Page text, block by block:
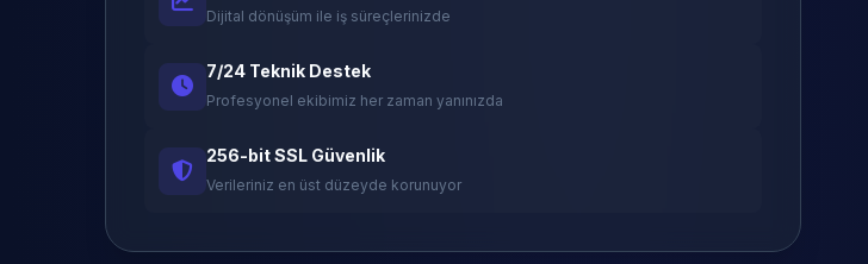
Dijital dönüşüm ile iş süreçlerinizde
7/24 Teknik Destek
Profesyonel ekibimiz her zaman yanınızda
256-bit SSL Güvenlik
Verileriniz en üst düzeyde korunuyor